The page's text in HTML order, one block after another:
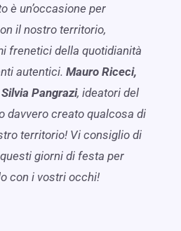
è un’occasione per
il nostro territorio,
frenetici della quotidianità
autentici.Mauro Riceci,
Pangrazi, ideatori del
davvero creato qualcosa di
territorio! Vi consiglio di
giorni di festa per
con i vostri occhi!